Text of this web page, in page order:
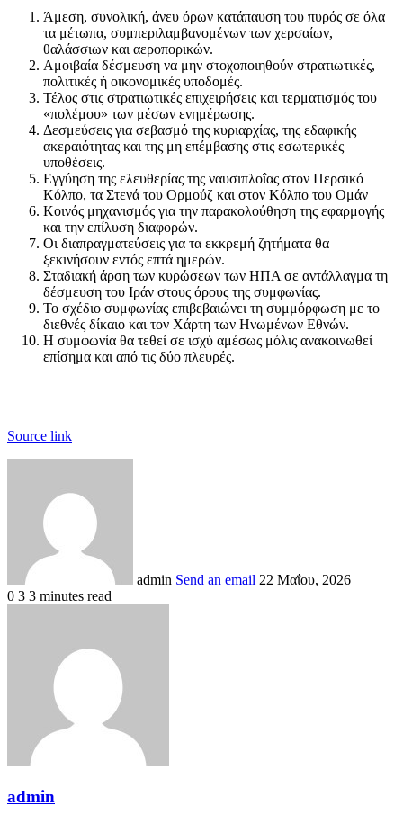
Άμεση, συνολική, άνευ όρων κατάπαυση του πυρός σε όλα
τα μέτωπα, συμπεριλαμβανομένων των χερσαίων,
θαλάσσιων και αεροπορικών.
Αμοιβαία δέσμευση να μην στοχοποιηθούν στρατιωτικές,
πολιτικές ή οικονομικές υποδομές.
Τέλος στις στρατιωτικές επιχειρήσεις και τερματισμός του
«πολέμου» των μέσων ενημέρωσης.
Δεσμεύσεις για σεβασμό της κυριαρχίας, της εδαφικής
ακεραιότητας και της μη επέμβασης στις εσωτερικές
υποθέσεις.
Εγγύηση της ελευθερίας της ναυσιπλοΐας στον Περσικό
Κόλπο, τα Στενά του Ορμούζ και στον Κόλπο του Ομάν
Κοινός μηχανισμός για την παρακολούθηση της εφαρμογής
και την επίλυση διαφορών.
Οι διαπραγματεύσεις για τα εκκρεμή ζητήματα θα
ξεκινήσουν εντός επτά ημερών.
Σταδιακή άρση των κυρώσεων των ΗΠΑ σε αντάλλαγμα τη
δέσμευση του Ιράν στους όρους της συμφωνίας.
Το σχέδιο συμφωνίας επιβεβαιώνει τη συμμόρφωση με το
διεθνές δίκαιο και τον Χάρτη των Ηνωμένων Εθνών.
Η συμφωνία θα τεθεί σε ισχύ αμέσως μόλις ανακοινωθεί
επίσημα και από τις δύο πλευρές.
Source link
admin Send an email 22 Μαΐου, 2026
0 3 3 minutes read
admin